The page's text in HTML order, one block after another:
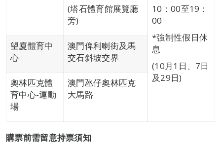
(塔石體育館展覽廳
旁)
10：00至19：
00
*強制性假日休
息
(10月1日、7日
及29日)
望廈體育中
心
澳門俾利喇街及馬
交石斜坡交界
奧林匹克體
育中心-運動
場
澳門氹仔奧林匹克
大馬路
購票前需留意持票須知